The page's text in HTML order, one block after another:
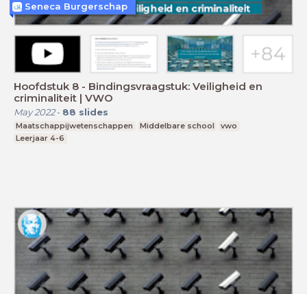
Hoofdstuk 8 - Bindingsvraagstuk: Veiligheid en
criminaliteit | VWO
May 2022- 88 slides
Maatschappijwetenschappen Middelbare school
vwo
Leerjaar 4-6
Seneca Burgerschap